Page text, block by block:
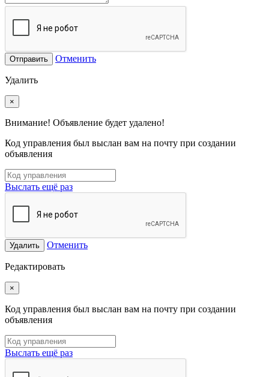
Отправить Отменить
Удалить
×
Внимание! Объявление будет удалено!
Код управления был выслан вам на почту при создании
объявления
Выслать ещё раз
Удалить Отменить
Редактировать
×
Код управления был выслан вам на почту при создании
объявления
Выслать ещё раз